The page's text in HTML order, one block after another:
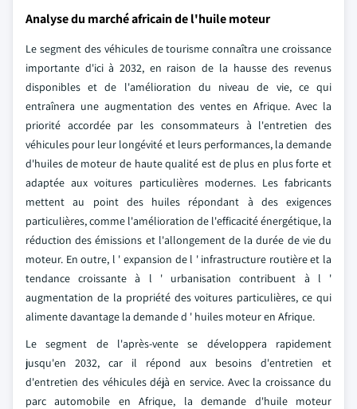
Analyse du marché africain de l'huile moteur
Le segment des véhicules de tourisme connaîtra une croissance
importante d'ici à 2032, en raison de la hausse des revenus
disponibles et de l'amélioration du niveau de vie, ce qui
entraînera une augmentation des ventes en Afrique. Avec la
priorité accordée par les consommateurs à l'entretien des
véhicules pour leur longévité et leurs performances, la demande
d'huiles de moteur de haute qualité est de plus en plus forte et
adaptée aux voitures particulières modernes. Les fabricants
mettent au point des huiles répondant à des exigences
particulières, comme l'amélioration de l'efficacité énergétique, la
réduction des émissions et l'allongement de la durée de vie du
moteur. En outre, l ' expansion de l ' infrastructure routière et la
tendance croissante à l ' urbanisation contribuent à l '
augmentation de la propriété des voitures particulières, ce qui
alimente davantage la demande d ' huiles moteur en Afrique.
Le segment de l'après-vente se développera rapidement
jusqu'en 2032, car il répond aux besoins d'entretien et
d'entretien des véhicules déjà en service. Avec la croissance du
parc automobile en Afrique, la demande d'huile moteur